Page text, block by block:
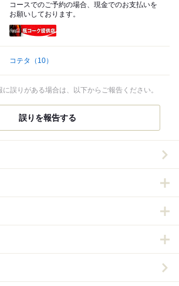
コースでのご予約の場合、現金でのお支払いを
お願いしております。
コテタ （10）
誤りがある場合は、以下からご報告ください。
誤りを報告する